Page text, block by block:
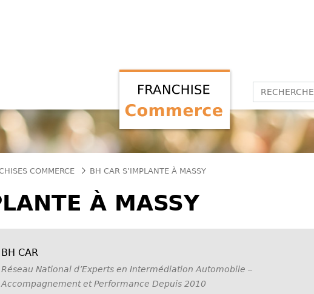
COMMERCE BH CAR S’IMPLANTE À MASSY
À MASSY
BH CAR
Réseau National d’Experts en Intermédiation Automobile –
Accompagnement et Performance Depuis 2010